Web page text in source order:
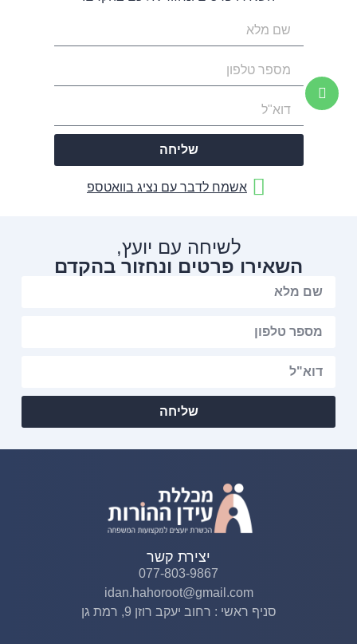
שליחה
אשמח לדבר עם נציג בוואטספ
לשיחה עם יועץ,
השאירו פרטים ונחזור בהקדם
שליחה
יצירת קשר
077-803-9867
idan.hahoroot@gmail.com
סניף ראשי : רחוב יעקב רוזן 9, רמת גן